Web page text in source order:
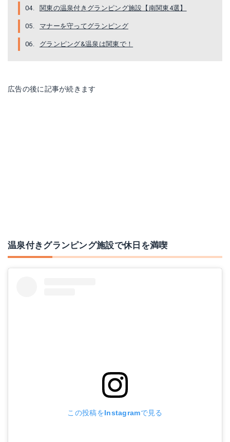
関東の温泉付きグランピング施設【南関東4選】
マナーを守ってグランピング
グランピング&温泉は関東で！
広告の後に記事が続きます
温泉付きグランピング施設で休日を満喫
この投稿をInstagramで見る